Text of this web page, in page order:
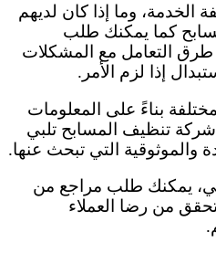
الخدمة، وما إذا كان لديهم
كما يمكنك طلب
التعامل مع المشكلات
إذا لزم الأمر.
بناءً على المعلومات
تنظيف المسابح تلبي
والموثوقية التي تبحث عنها.
يمكنك طلب مراجع من
من رضا العملاء